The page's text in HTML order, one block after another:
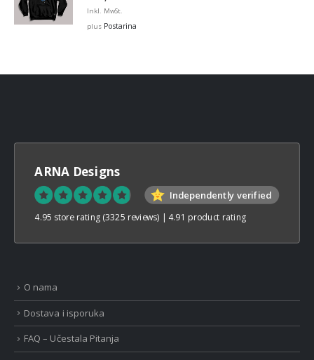
Inkl. MwSt.
plus Postarina
ARNA Designs
Independently verified
4.95 store rating (3325 reviews) | 4.91 product rating
O nama
Dostava i isporuka
FAQ – Učestala Pitanja